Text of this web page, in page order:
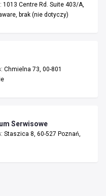
1013 Centre Rd. Suite 403/A,
brak (nie dotyczy)
Chmielna 73, 00-801
Serwisowe
Staszica 8, 60-527 Poznań,